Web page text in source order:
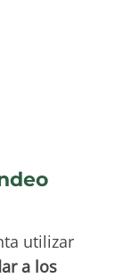
utilizar
a los